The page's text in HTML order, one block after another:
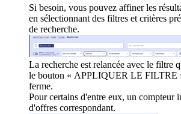
Si besoin, vous pouvez affiner les
en sélectionnant des filtres et critères
de recherche.
La recherche est relancée avec le filtre
le bouton « APPLIQUER LE FILTRE
ferme.
Pour certains d'entre eux, un compteur
d'offres correspondant.